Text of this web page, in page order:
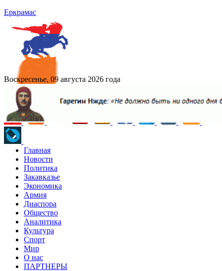
Еркрамас
Воскресенье, 09 августа 2026 года
Главная
Новости
Политика
Закавказье
Экономика
Армия
Диаспора
Общество
Аналитика
Культура
Спорт
Мир
О нас
ПАРТНЕРЫ